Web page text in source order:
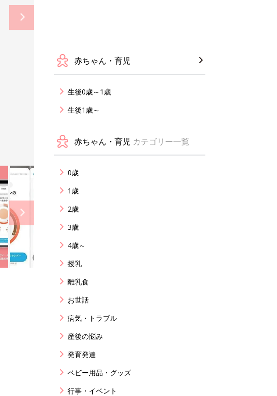
赤ちゃん・育児
生後0歳～1歳
生後1歳～
赤ちゃん・育児 カテゴリー一覧
0歳
1歳
2歳
3歳
4歳～
授乳
離乳食
お世話
病気・トラブル
産後の悩み
発育発達
ベビー用品・グッズ
行事・イベント